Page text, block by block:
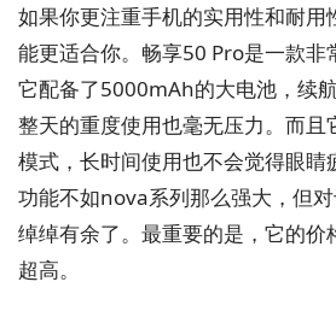
如果你更注重手机的实用性和耐用
能更适合你。畅享50 Pro是一款非
它配备了5000mAh的大电池，续
整天的重度使用也毫无压力。而且
模式，长时间使用也不会觉得眼睛
功能不如nova系列那么强大，但
绰绰有余了。最重要的是，它的价
超高。